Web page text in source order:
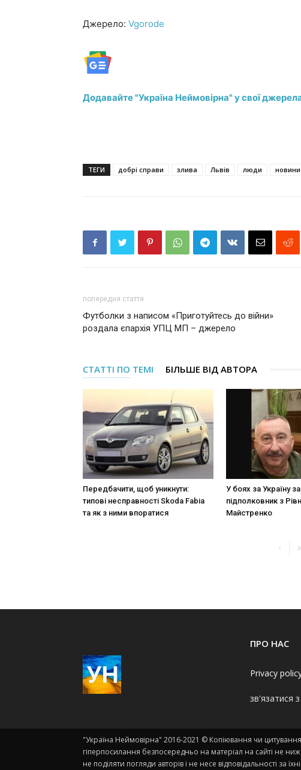
Джерело: Vgorode
Додавайте "Україна Неймовірна" у свої
ТЕГИ добрі справи злива Львів люди новини
попередня стаття
Футболки з написом «Приготуйтесь до війни»
роздала єпархія УПЦ МП – джерело
СТАТТІ ПО ТЕМІ БІЛЬШЕ ВІД АВТОРА
Передбачити, щоб уникнути:
типові несправності Skoda Fabia
та як з ними впоратися
У боях за Україну
підполковник з
Майстренко
ПРО НАС
Privacy
зв'язатися
"Україна Неймовірна" 2016-2021 © Копіювання чи
гіперпосилання безпосередньо на матеріал на сайті не
не поділяти погляди авторів і не несе відповідальності за